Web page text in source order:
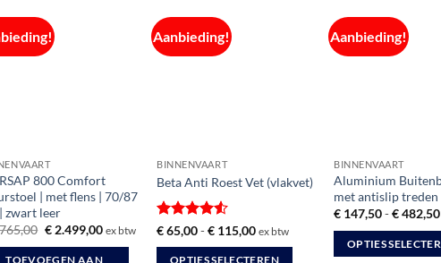
800 Comfort
| met flens | 70/87
zwart leer
Oorspronkelijke
was:
€2.499,00Huidige
is:
ex btw
TOEVOEGEN AAN
Aanbieding!
BINNENVAART
Beta Anti Roest Vet (vlakvet)
Gewaardeerd
€65,00-€ 115,00Prijsklasse:
tot
ex btw
OPTIES SELECTEREN
Aanbieding!
BINNENVAART
Aluminium
met antislip treden
€ 147,50-€482,50
OPTIES